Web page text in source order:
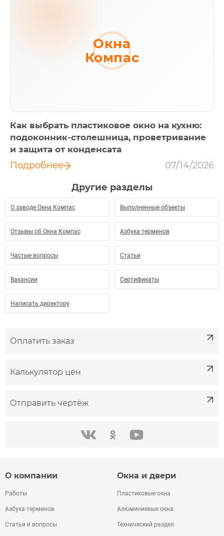
Окна
Компас
Как выбрать пластиковое окно на кухню:
подоконник-столешница, проветривание
и защита от конденсата
Подробнее
07/14/2026
Другие разделы
О заводе Окна Компас Выполненные объекты
Отзывы об Окна Компас Азбука терминов
Частые вопросы Статьи
Вакансии Сертификаты
Написать директору
Оплатить заказ
Калькулятор цен
Отправить чертёж
в контакте одноклассники youtube
О компании
Работы
Азбука терминов
Статьи и вопросы
Окна и двери
Пластиковые окна
Алюминиевые окна
Технический раздел